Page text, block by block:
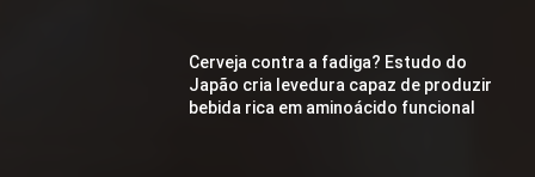
Cerveja contra a fadiga? Estudo do
Japão cria levedura capaz de produzir
bebida rica em aminoácido funcional